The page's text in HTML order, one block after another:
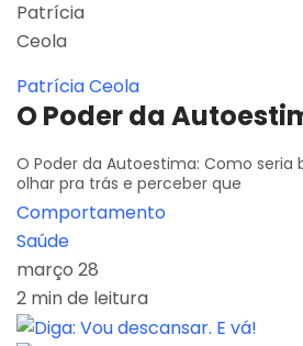
Patrícia Ceola
O Poder da
O Poder da Autoestima: Como seria
olhar pra trás e perceber que
Comportamento
Saúde
março 28
2 min de leitura